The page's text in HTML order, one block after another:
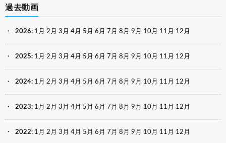
過去動画
2026: 1月 2月 3月 4月 5月 6月 7月 8月 9月 10月 11月 12月
2025: 1月 2月 3月 4月 5月 6月 7月 8月 9月 10月 11月 12月
2024: 1月 2月 3月 4月 5月 6月 7月 8月 9月 10月 11月 12月
2023: 1月 2月 3月 4月 5月 6月 7月 8月 9月 10月 11月 12月
2022: 1月 2月 3月 4月 5月 6月 7月 8月 9月 10月 11月 12月